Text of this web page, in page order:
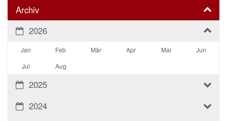
Archiv
2026
Jan Feb Mär Apr Mai
Jun
Jul
Aug
2025
2024